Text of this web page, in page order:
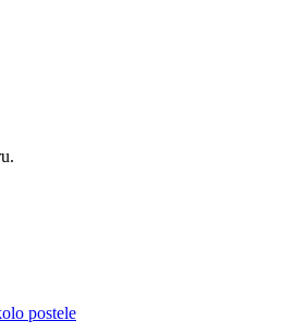
postele